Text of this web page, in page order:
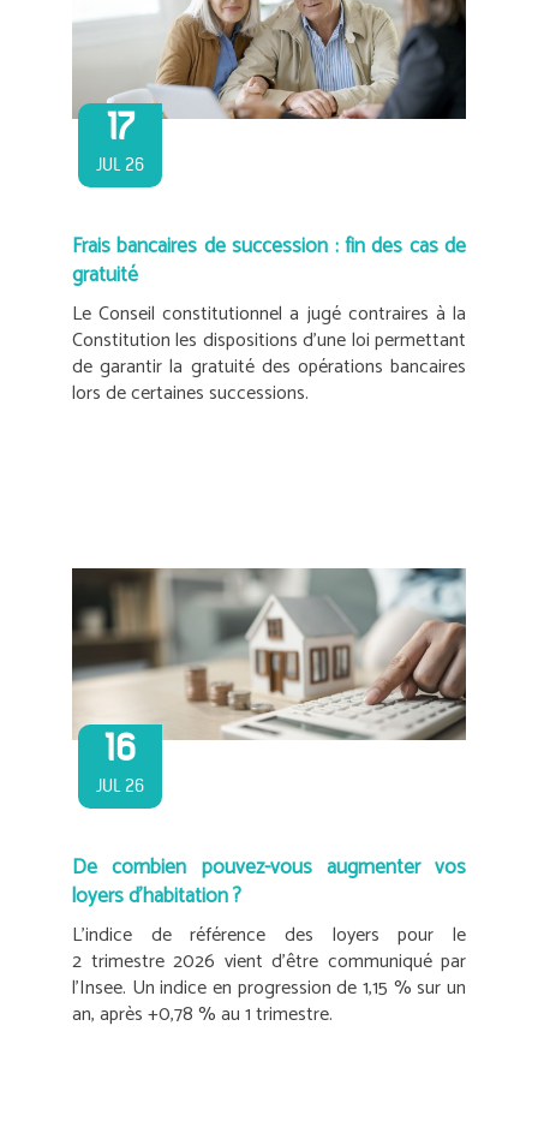
17
JUL 26
Frais bancaires de succession : fin des cas de
gratuité
Le Conseil constitutionnel a jugé contraires à la
Constitution les dispositions d’une loi permettant
de garantir la gratuité des opérations bancaires
lors de certaines successions.
16
JUL 26
De combien pouvez-vous augmenter vos
loyers d’habitation ?
L’indice de référence des loyers pour le
2 trimestre 2026 vient d’être communiqué par
l’Insee. Un indice en progression de 1,15 % sur un
an, après +0,78 % au 1 trimestre.